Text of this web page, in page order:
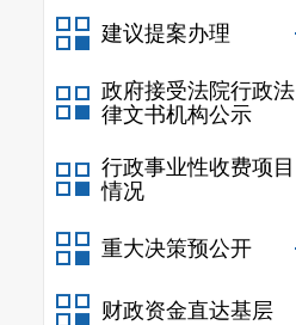
建议提案办理
政府接受法院行政法
律文书机构公示
行政事业性收费项目
情况
重大决策预公开
财政资金直达基层